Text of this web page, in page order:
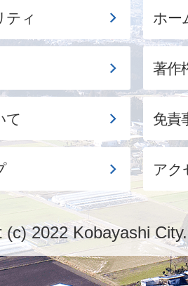
ティ ホー
著作
て 免責
アク
(c) 2022 Kobayashi